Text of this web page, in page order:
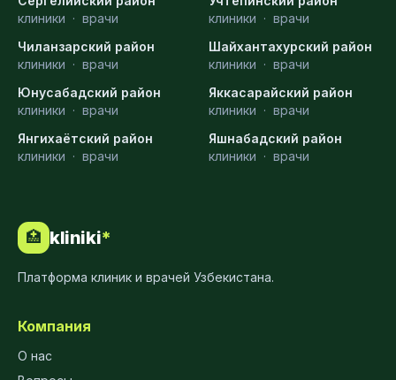
клиники · врачи
клиники · врачи
Чиланзарский район
клиники · врачи
Шайхантахурский район
клиники · врачи
Юнусабадский район
клиники · врачи
Яккасарайский район
клиники · врачи
Янгихаётский район
клиники · врачи
Яшнабадский район
клиники · врачи
🏥 kliniki*
Платформа клиник и врачей Узбекистана.
Компания
О нас